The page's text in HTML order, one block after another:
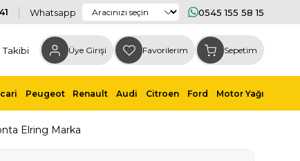
Whatsapp 0545 155 58 15
Takibi Üye Girişi Favorilerim Sepetim
Peugeot Renault Audi Citroen Ford Motor Yağı
Elring Marka